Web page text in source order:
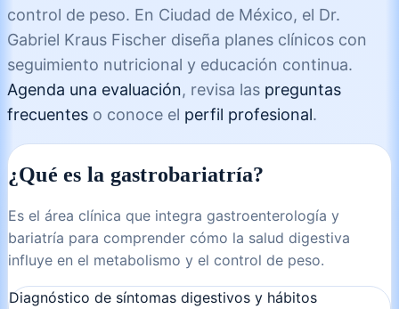
control de peso. En Ciudad de México, el Dr.
Gabriel Kraus Fischer diseña planes clínicos con
seguimiento nutricional y educación continua.
Agenda una evaluación, revisa las preguntas
frecuentes o conoce el perfil profesional.
¿Qué es la gastrobariatría?
Es el área clínica que integra gastroenterología y
bariatría para comprender cómo la salud digestiva
influye en el metabolismo y el control de peso.
Diagnóstico de síntomas digestivos y hábitos